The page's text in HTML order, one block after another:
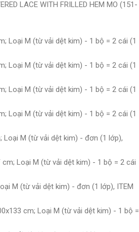
LACE WITH FRILLED HEM MO (151-
Loại M (từ vải dệt kim) - 1 bộ = 2 cái (1
Loại M (từ vải dệt kim) - 1 bộ = 2 cái (1
Loại M (từ vải dệt kim) - 1 bộ = 2 cái (1
Loại M (từ vải dệt kim) - 1 bộ = 2 cái (1
Loại M (từ vải dệt kim) - đơn (1 lớp),
Loại M (từ vải dệt kim) - 1 bộ = 2 cái
M (từ vải dệt kim) - đơn (1 lớp), ITEM
cm; Loại M (từ vải dệt kim) - 1 bộ =